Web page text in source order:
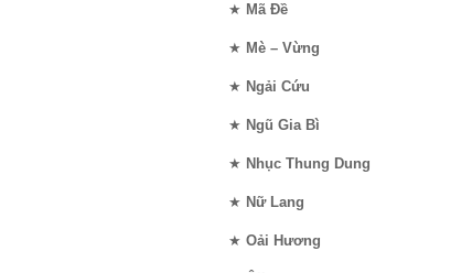
★ Mã Đề
★ Mè – Vừng
★ Ngải Cứu
★ Ngũ Gia Bì
★ Nhục Thung Dung
★ Nữ Lang
★ Oải Hương